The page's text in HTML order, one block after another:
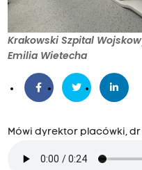
Krakowski Szpital
Emilia Wietecha
Mówi dyrektor placówki, dr